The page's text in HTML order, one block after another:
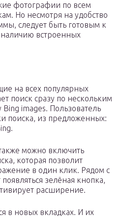
фотографии по всем
Но несмотря на удобство
следует быть готовым к
встроенных
на всех популярных
поиск сразу по нескольким
images. Пользователь
поиска, из предложенных:
можно включить
которая позволит
в один клик. Рядом с
зелёная кнопка,
расширение.
в новых вкладках. И их